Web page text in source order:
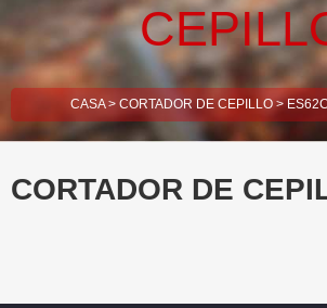
CASA> CORTADOR DE CEPILLO>
CORTADOR DE
esHedge Trimmer